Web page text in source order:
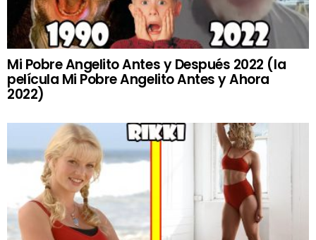
Mi Pobre Angelito Antes y Después 2022 (la
película Mi Pobre Angelito Antes y Ahora
2022)